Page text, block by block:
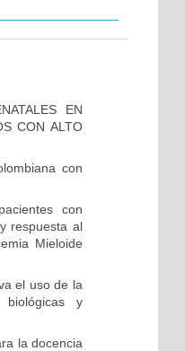
EN
CON ALTO
con
con
respuesta al
Mieloide
el uso de la
y
la docencia